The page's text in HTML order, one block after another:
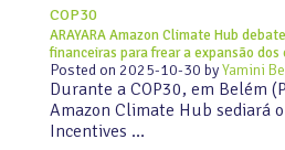
COP30
ARAYARA Amazon Climate Hub
financeiras para frear a expansão
Posted on 2025-10-30 byYamini
Durante a COP30, em Belém
Amazon Climate Hub sediará
Incentives …